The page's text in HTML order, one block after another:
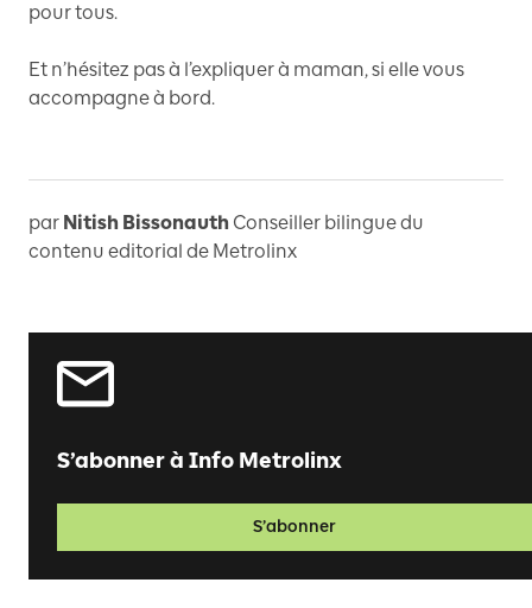
pour tous.
Et n’hésitez pas à l’expliquer à maman, si elle vous
accompagne à bord.
par Nitish Bissonauth Conseiller bilingue du
contenu editorial de Metrolinx
S’abonner à Info Metrolinx
S’abonner